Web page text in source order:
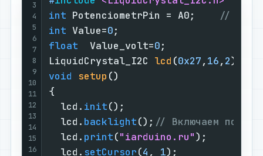
3
4
5
6
7
8
9
10
11
12
13
14
15
16
int PotenciometrPin = A0;
//
int Value=0
float
  Value_volt=
0
LiquidCrystal_I2C lcd (0x27, 16, 2)
void
setup ()
{
  lcd.
init();
  lcd.
backlight(); // Включаем
  lcd.
print("iarduino.ru");
  lcd.
setCursor(4 , 1);